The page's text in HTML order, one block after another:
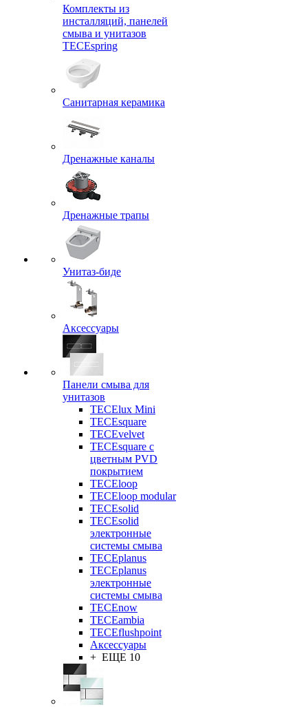
Комплекты из
инсталляций, панелей
смыва и унитазов
TECEspring
Санитарная керамика
Дренажные каналы
Дренажные трапы
Унитаз-биде
Аксессуары
Панели смыва для
унитазов
TECElux Mini
TECEsquare
TECEvelvet
TECEsquare с
цветным PVD
покрытием
TECEloop
TECEloop modular
TECEsolid
TECEsolid
электронные
системы смыва
TECEplanus
TECEplanus
электронные
системы смыва
TECEnow
TECEambia
TECEflushpoint
Аксессуары
+ ЕЩЕ 10